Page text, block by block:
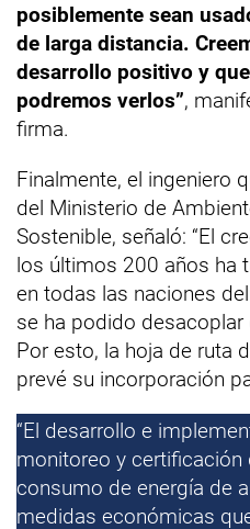
posiblemente sean
de larga distancia.
desarrollo positivo y
podremos verlos”,
firma.
Finalmente, el ingeniero
del Ministerio de
Sostenible, señaló: “El
los últimos 200 años ha
en todas las naciones
se ha podido
Por esto, la hoja de ruta
prevé su incorporación
“El desarrollo e
monitoreo y certificación
consumo de energía de
medidas económicas